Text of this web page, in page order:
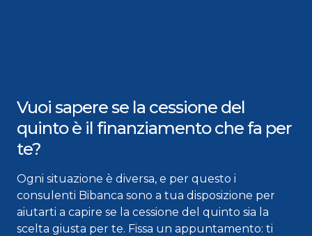
Vuoi sapere se la cessione del
quinto è il finanziamento che fa per
te?
Ogni situazione è diversa, e per questo i
consulenti Bibanca sono a tua disposizione per
aiutarti a capire se la cessione del quinto sia la
scelta giusta per te. Fissa un appuntamento: ti